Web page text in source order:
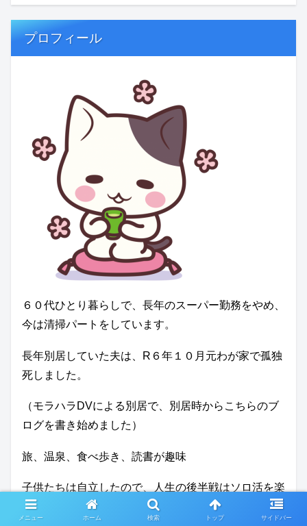
プロフィール
６０代ひとり暮らしで、長年のスーパー勤務をやめ、
今は清掃パートをしています。
長年別居していた夫は、R６年１０月元わが家で孤独
死しました。
（モラハラDVによる別居で、別居時からこちらのブ
ログを書き始めました）
旅、温泉、食べ歩き、読書が趣味
子供たちは自立したので、人生の後半戦はソロ活を楽
しみたい。
メニュー ホーム 検索 トップ サイドバー